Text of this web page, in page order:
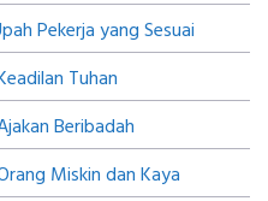
Pekerja yang Sesuai
Tuhan
Beribadah
Miskin dan Kaya